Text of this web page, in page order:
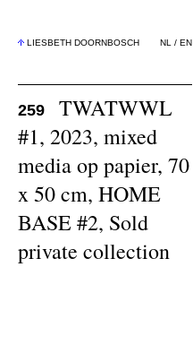
LIESBETH DOORNBOSCH NL / EN
259
TWATWWL
#1, 2023, mixed
media op papier, 70
x 50 cm, HOME
BASE #2, Sold
private collection